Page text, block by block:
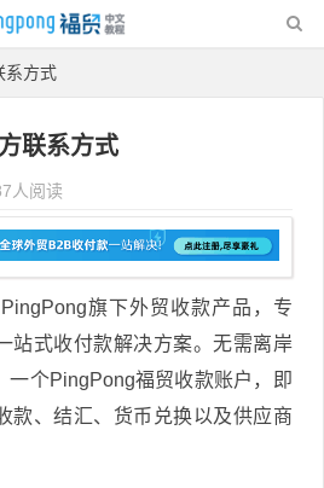
系方式
联系方式
人阅读
旗下外贸收款产品，专
站式收付款解决方案。无需离岸
一个PingPong福贸收款账户，即
款、结汇、货币兑换以及供应商